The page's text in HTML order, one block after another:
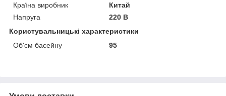
Країна виробник
Китай
Напруга
220 В
Користувальницькі характеристики
Об'єм басейну
95